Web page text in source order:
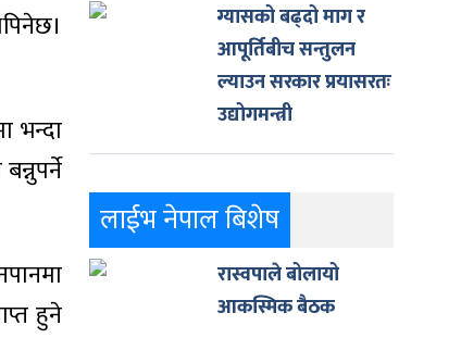
भन्दा
हुने
ग्यासको बढ्दो माग र
आपूर्तिबीच सन्तुलन
ल्याउन सरकार प्रयासरतः
उद्योगमन्त्री
लाईभ नेपाल बिशेष
रास्वपाले बोलायो
आकस्मिक बैठक